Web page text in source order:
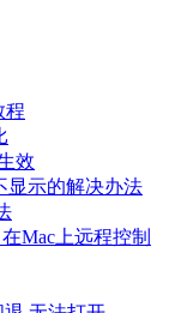
程
效
显示的解决办法
Mac上远程控制